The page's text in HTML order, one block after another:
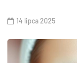
14 lipca 2025